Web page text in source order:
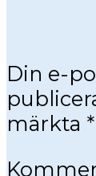
Din e-
märkta *